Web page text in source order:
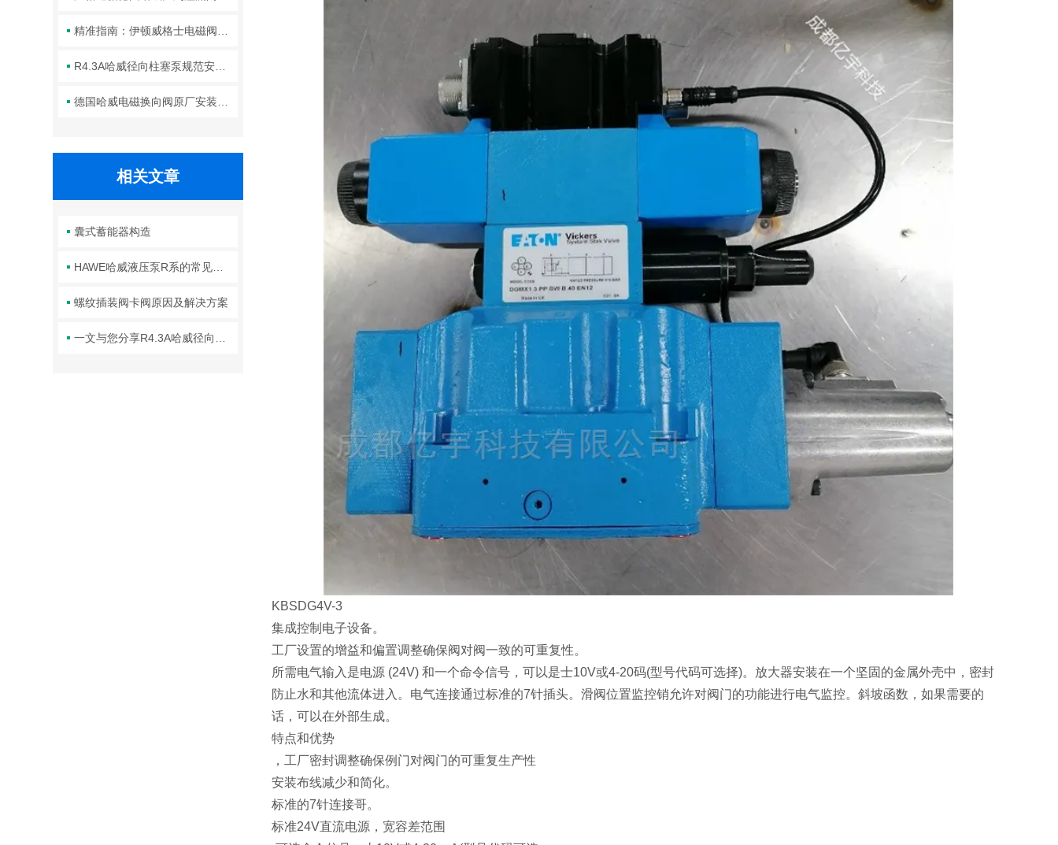
相关文章
囊式蓄能器构造
螺纹插装阀卡阀原因及解决方案
KBSDG4V-3
集成控制电子设备。
工厂设置的增益和偏置调整确保阀对阀一致的可重复性。
所需电气输入是电源 (24V) 和一个命令信号，可以是士10V或4-20码(型号代码可选择)。放大器安装在一个坚固的金属外壳中，密封
防止水和其他流体进入。电气连接通过标准的7针插头。滑阀位置监控销允许对阀门的功能进行电气监控。斜坡函数，如果需要的
话，可以在外部生成。
特点和优势
，工厂密封调整确保例门对阀门的可重复生产性
安装布线减少和简化。
标准的7针连接哥。
标准24V直流电源，宽容差范围